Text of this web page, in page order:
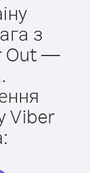
з
Out —
Viber